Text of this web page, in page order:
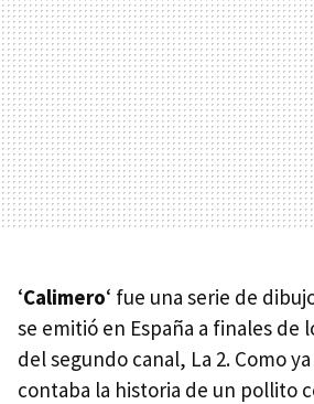
‘Calimero‘ fue una serie de
se emitió en España a finales de
del segundo canal, La 2. Como
contaba la historia de un pollito